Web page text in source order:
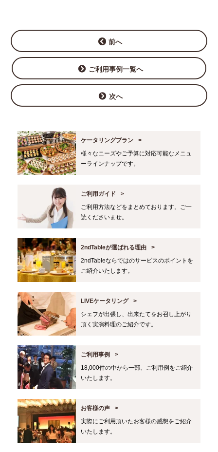
前へ
ご利用事例一覧へ
次へ
ケータリングプラン
様々なニーズやご予算に対応可能なメニュ
ーラインナップです。
ご利用ガイド
ご利用方法などをまとめております。ご一
読くださいませ。
2ndTableが選ばれる理由
2ndTableならではのサービスのポイントを
ご紹介いたします。
LIVEケータリング
シェフが出張し、出来たてをお召し上がり
頂く実演料理のご紹介です。
ご利用事例
18,000件の中から一部、ご利用例をご紹介
いたします。
お客様の声
実際にご利用頂いたお客様の感想をご紹介
いたします。